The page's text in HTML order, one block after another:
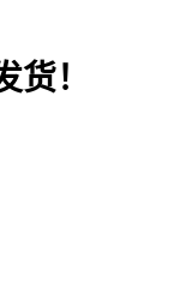
货！